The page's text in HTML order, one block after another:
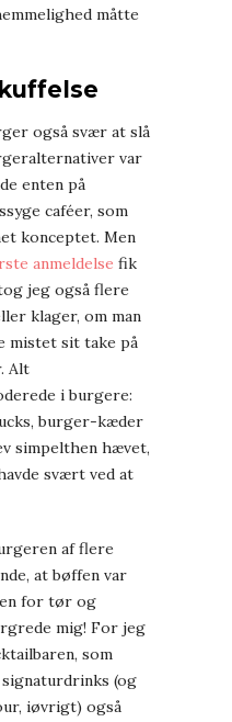
måtte
også svær at slå
var
enten på
caféer, som
konceptet. Men
anmeldelse fik
jeg også flere
klager, om man
mistet sit take på
Alt
i burgere:
burger-kæder
simpelthen hævet,
svært ved at
af flere
at bøffen var
for tør og
mig! For jeg
som
(og
iøvrigt) også